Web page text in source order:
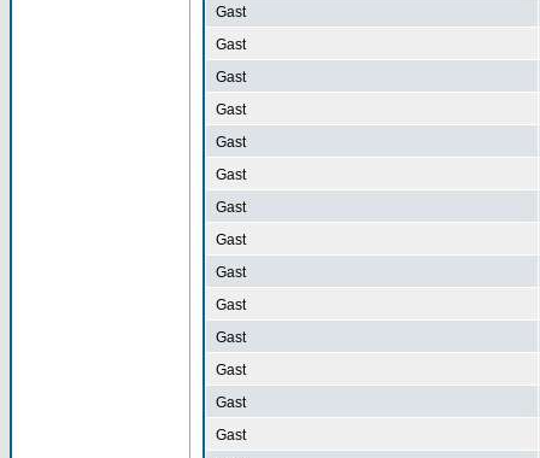
Gast
Gast
Gast
Gast
Gast
Gast
Gast
Gast
Gast
Gast
Gast
Gast
Gast
Gast